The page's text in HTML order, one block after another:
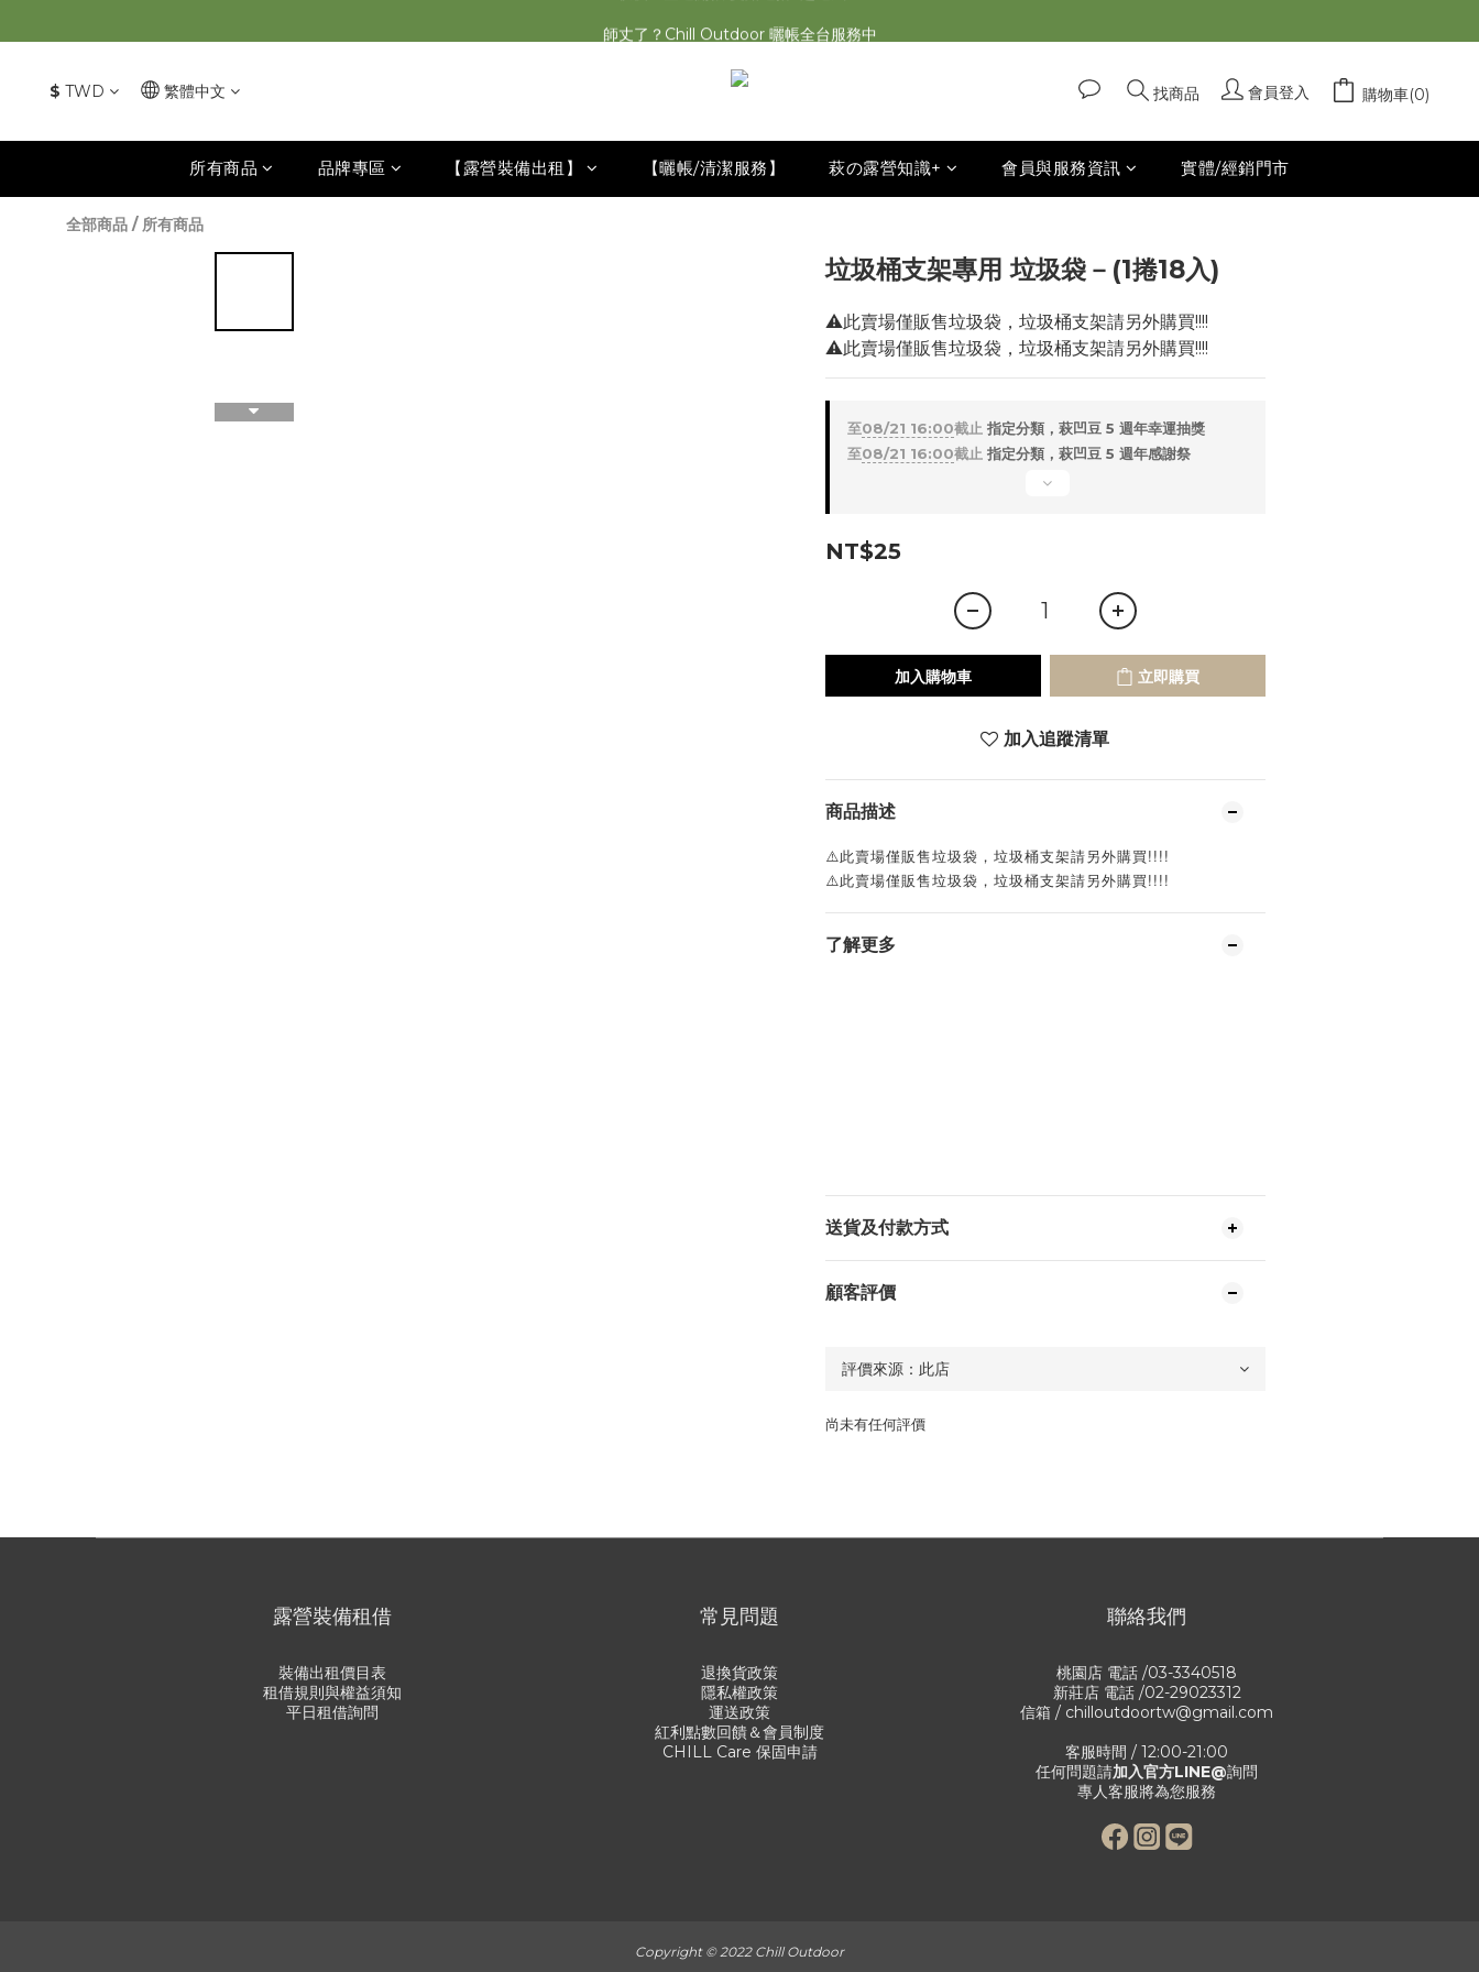
$ TWD 繁體中文 找商品 會員登入 購物車(0)
所有商品 品牌專區 【露營裝備出租】 【曬帳/清潔服務】 萩の露營知識+ 會員與服務資訊 實體/經銷門市
全部商品 / 所有商品
垃圾桶支架專用 垃圾袋－(1捲18入)
⚠️此賣場僅販售垃圾袋，垃圾桶支架請另外購買!!!!
⚠️此賣場僅販售垃圾袋，垃圾桶支架請另外購買!!!!
至08/21 16:00截止 指定分類，萩凹豆 5 週年幸運抽獎
至08/21 16:00截止 指定分類，萩凹豆 5 週年感謝祭
NT$25
加入購物車 立即購買
加入追蹤清單
商品描述
⚠️此賣場僅販售垃圾袋，垃圾桶支架請另外購買!!!!
⚠️此賣場僅販售垃圾袋，垃圾桶支架請另外購買!!!!
了解更多
送貨及付款方式
顧客評價
尚未有任何評價
立即購買
露營裝備租借
裝備出租價目表
租借規則與權益須知
平日租借詢問
常見問題
退換貨政策
隱私權政策
運送政策
紅利點數回饋＆會員制度
CHILL Care 保固申請
聯絡我們
桃園店 電話 /03-3340518
新莊店 電話 /02-29023312
信箱 / chilloutdoortw@gmail.com
客服時間 / 12:00-21:00
任何問題請加入官方LINE@詢問
專人客服將為您服務
Copyright © 2022 Chill Outdoor